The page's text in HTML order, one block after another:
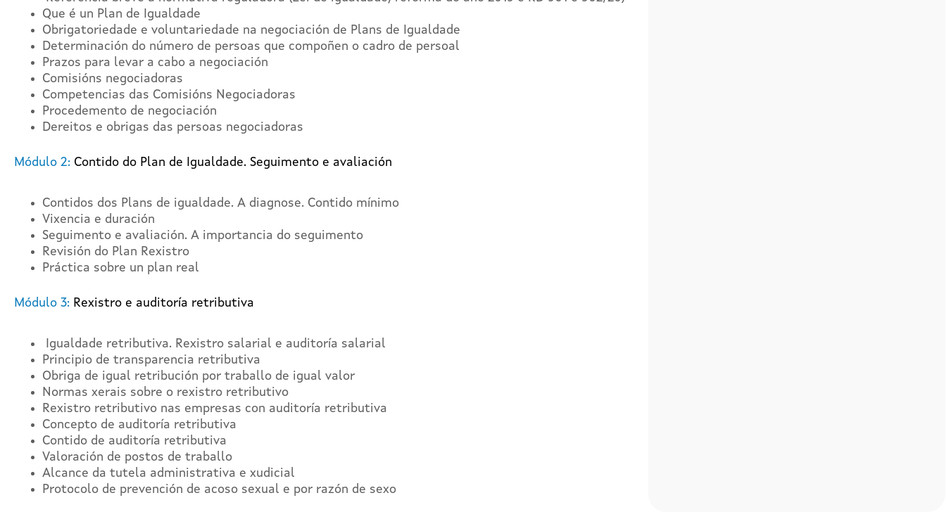
Que é un Plan de Igualdade
Obrigatoriedade e voluntariedade na negociación de Plans de Igualdade
Determinación do número de persoas que compoñen o cadro de persoal
Prazos para levar a cabo a negociación
Comisións negociadoras
Competencias das Comisións Negociadoras
Procedemento de negociación
Dereitos e obrigas das persoas negociadoras
Módulo 2: Contido do Plan de Igualdade. Seguimento e avaliación
Contidos dos Plans de igualdade. A diagnose. Contido mínimo
Vixencia e duración
Seguimento e avaliación. A importancia do seguimento
Revisión do Plan Rexistro
Práctica sobre un plan real
Módulo 3: Rexistro e auditoría retributiva
Igualdade retributiva. Rexistro salarial e auditoría salarial
Principio de transparencia retributiva
Obriga de igual retribución por traballo de igual valor
Normas xerais sobre o rexistro retributivo
Rexistro retributivo nas empresas con auditoría retributiva
Concepto de auditoría retributiva
Contido de auditoría retributiva
Valoración de postos de traballo
Alcance da tutela administrativa e xudicial
Protocolo de prevención de acoso sexual e por razón de sexo